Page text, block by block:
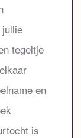
tegeltje
en
is